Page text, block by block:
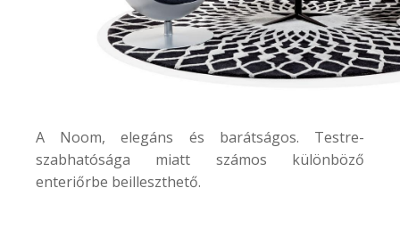
A Noom, elegáns és barátságos. Testre-
szabhatósága miatt számos különböző
enteriőrbe beilleszthető.